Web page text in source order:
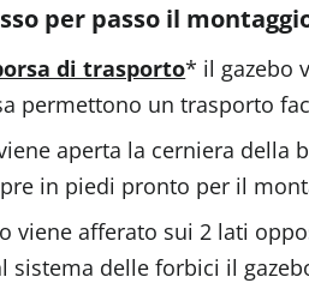
per passo il
di trasporto* il gazebo
permettono un trasporto
aperta la cerniera della
in piedi pronto per il
viene afferato sui 2 lati
sistema delle forbici il